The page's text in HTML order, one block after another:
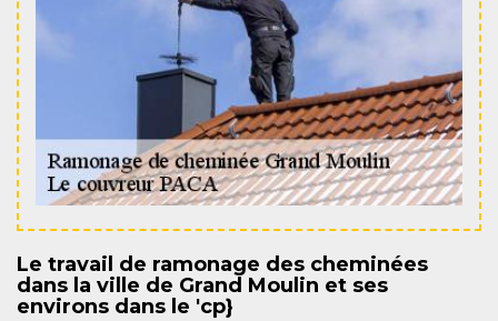
Le travail de ramonage des cheminées
dans la ville de Grand Moulin et ses
environs dans le 'cp}